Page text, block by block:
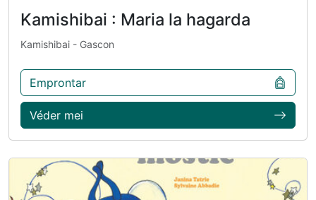
Kamishibai : Maria la hagarda
Kamishibai - Gascon
Emprontar
Véder mei